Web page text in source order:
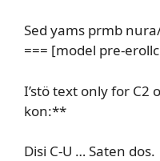
Sed yams prmb nura/
=== [model pre-
I’stö text only for
kon:**
Disi C-U … Saten dos.